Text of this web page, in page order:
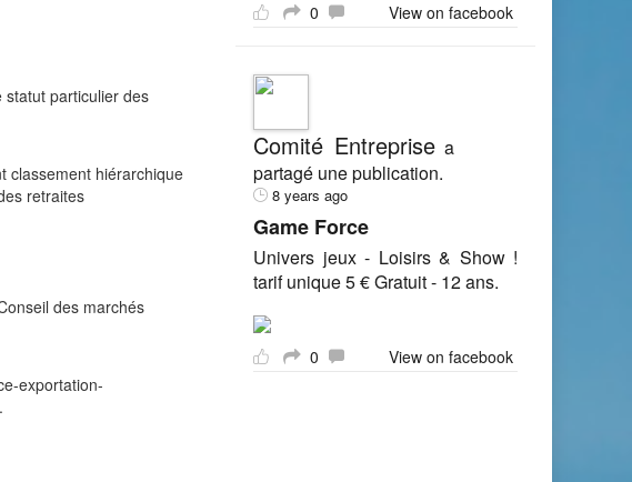
statut particulier des
classement hiérarchique
retraites
des marchés
exportation-
0 View on facebook
Comité Entreprisea
partagé une publication.
8 years ago
Game Force
Univers jeux - Loisirs & Show !
tarif unique 5 € Gratuit - 12 ans.
0 View on facebook